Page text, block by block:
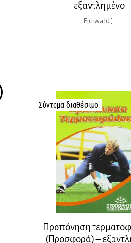
εξαντλημένο
Freiwald J.
Σύντομα διαθέσιμο
Προπόνηση
(Προσφορά) –